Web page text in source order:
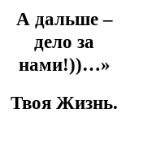
А дальше –
дело за
нами!))…»
Твоя Жизнь.